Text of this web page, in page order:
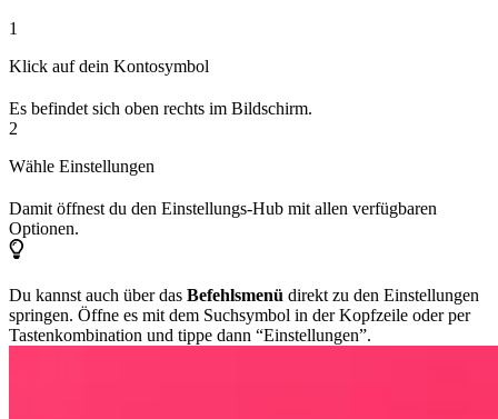
1
Klick auf dein Kontosymbol
Es befindet sich oben rechts im Bildschirm.
2
Wähle Einstellungen
Damit öffnest du den Einstellungs-Hub mit allen verfügbaren
Optionen.
Du kannst auch über das Befehlsmenü direkt zu den Einstellungen
springen. Öffne es mit dem Suchsymbol in der Kopfzeile oder per
Tastenkombination und tippe dann “Einstellungen”.